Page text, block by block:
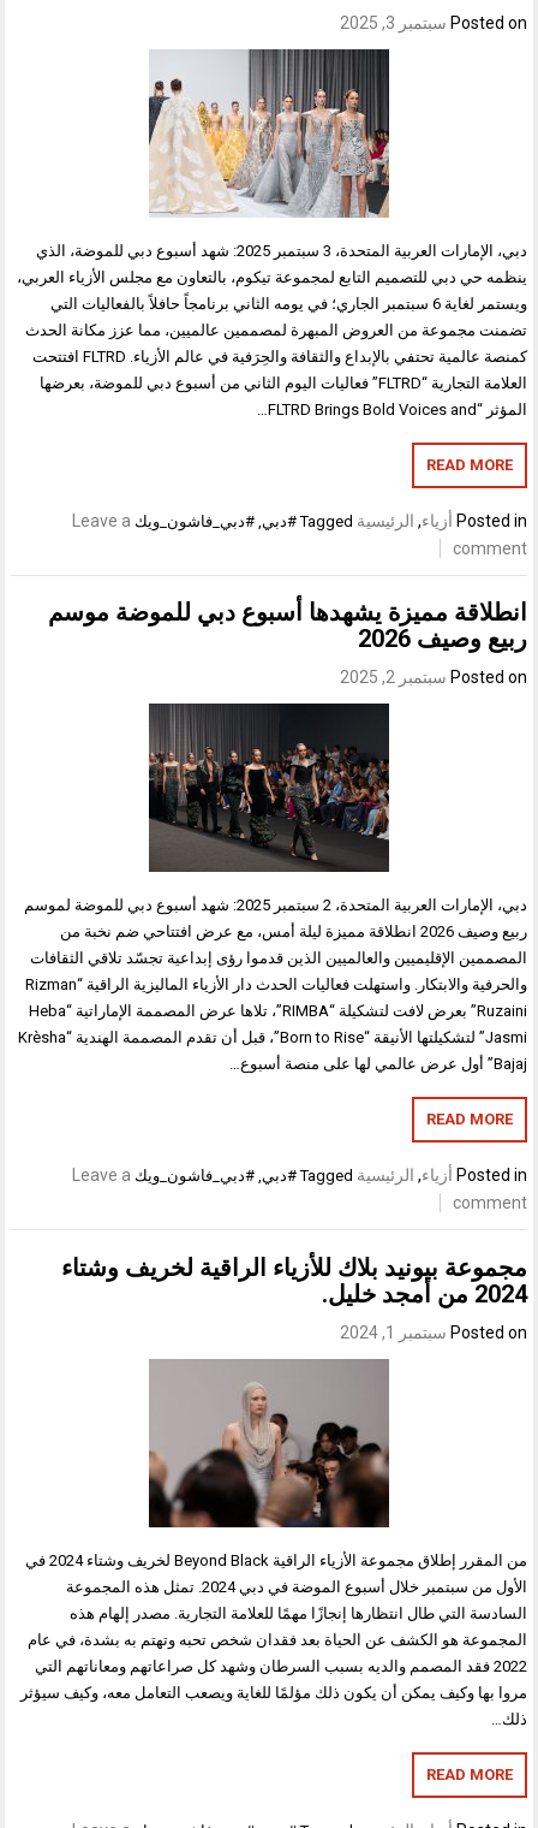
Posted on سبتمبر 3, 2025
دبي، الإمارات العربية المتحدة، 3 سبتمبر 2025: شهد أسبوع دبي للموضة، الذي
ينظمه حي دبي للتصميم التابع لمجموعة تيكوم، بالتعاون مع مجلس الأزياء العربي،
ويستمر لغاية 6 سبتمبر الجاري؛ في يومه الثاني برنامجاً حافلاً بالفعاليات التي
تضمنت مجموعة من العروض المبهرة لمصممين عالميين، مما عزز مكانة الحدث
كمنصة عالمية تحتفي بالإبداع والثقافة والحِرَفية في عالم الأزياء. FLTRD افتتحت
العلامة التجارية “FLTRD” فعاليات اليوم الثاني من أسبوع دبي للموضة، بعرضها
المؤثر “FLTRD Brings Bold Voices and…
READ MORE
Posted in أزياء, الرئيسية Tagged #دبي ,#دبي_فاشون_ويك Leave a
comment
انطلاقة مميزة يشهدها أسبوع دبي للموضة موسم
ربيع وصيف 2026
Posted on سبتمبر 2, 2025
دبي، الإمارات العربية المتحدة، 2 سبتمبر 2025: شهد أسبوع دبي للموضة لموسم
ربيع وصيف 2026 انطلاقة مميزة ليلة أمس، مع عرض افتتاحي ضم نخبة من
المصممين الإقليميين والعالميين الذين قدموا رؤى إبداعية تجسّد تلاقي الثقافات
والحرفية والابتكار. واستهلت فعاليات الحدث دار الأزياء الماليزية الراقية “Rizman
Ruzaini” بعرض لافت لتشكيلة “RIMBA”، تلاها عرض المصممة الإماراتية “Heba
Jasmi” لتشكيلتها الأنيقة “Born to Rise”، قبل أن تقدم المصممة الهندية “Krèsha
Bajaj” أول عرض عالمي لها على منصة أسبوع…
READ MORE
Posted in أزياء, الرئيسية Tagged #دبي,#دبي_فاشون_ويك Leave a
comment
مجموعة بيونيد بلاك للأزياء الراقية لخريف وشتاء
2024 من أمجد خليل.
Posted on سبتمبر 1, 2024
من المقرر إطلاق مجموعة الأزياء الراقية Beyond Black لخريف وشتاء 2024 في
الأول من سبتمبر خلال أسبوع الموضة في دبي 2024. تمثل هذه المجموعة
السادسة التي طال انتظارها إنجازًا مهمًا للعلامة التجارية. مصدر إلهام هذه
المجموعة هو الكشف عن الحياة بعد فقدان شخص تحبه وتهتم به بشدة، في عام
2022 فقد المصمم والديه بسبب السرطان وشهد كل صراعاتهم ومعاناتهم التي
مروا بها وكيف يمكن أن يكون ذلك مؤلمًا للغاية ويصعب التعامل معه، وكيف سيؤثر
ذلك…
READ MORE